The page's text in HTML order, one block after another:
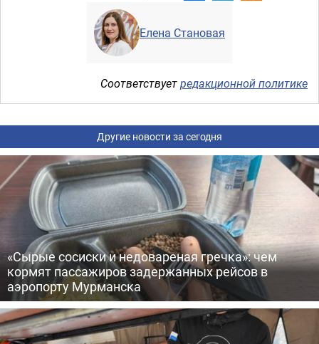
Елена Становая
Соответствуетредакционной политике
Другие новости за сегодня
«Сырые сосиски и недовареная гречка»: чем
кормят пассажиров задержанных рейсов в
аэропорту Мурманска